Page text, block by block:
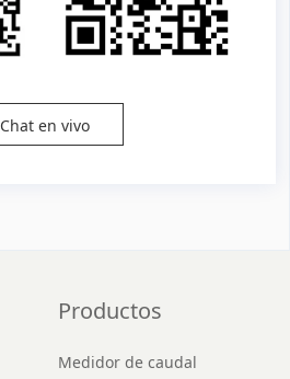
Chat en vivo
Productos
Medidor de caudal